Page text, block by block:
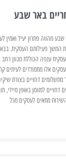
באר שבע
מהווה פתרון יעיל ואמין
המשך פעילותם העסקית.
ענפה הכוללת מגוון
אלו מתמודדים לעיתים
מתשלומים דחויים בצורת
למזומן באופן מיידי,
השירות מתאים לעסקים מכל